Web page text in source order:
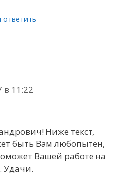
в 11:22
Ниже текст,
быть Вам любопытен,
Вашей работе на
Удачи.